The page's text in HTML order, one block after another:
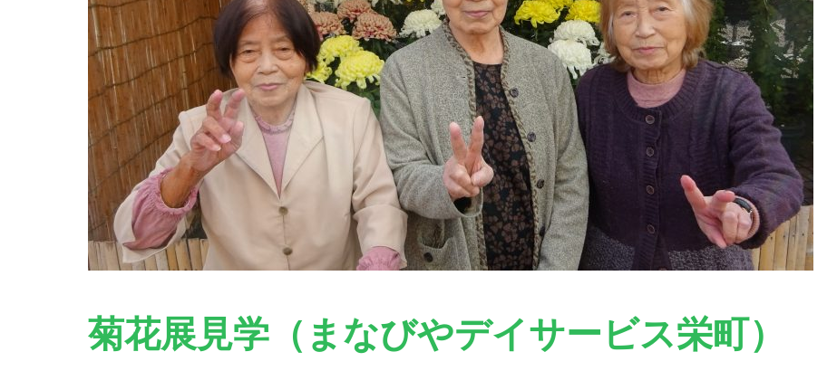
菊花展見学（まなびやデイサービス栄町）